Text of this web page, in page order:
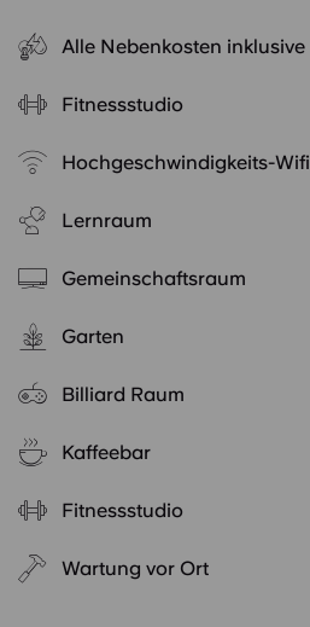
Alle Nebenkosten inklusive
Fitnessstudio
Hochgeschwindigkeits-Wifi
Lernraum
Gemeinschaftsraum
Garten
Billiard Raum
Kaffeebar
Fitnessstudio
Wartung vor Ort